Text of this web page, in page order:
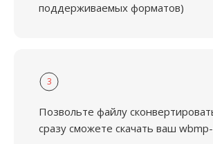
поддерживаемых форматов)
3
Позвольте файлу
сразу сможете скачать ваш